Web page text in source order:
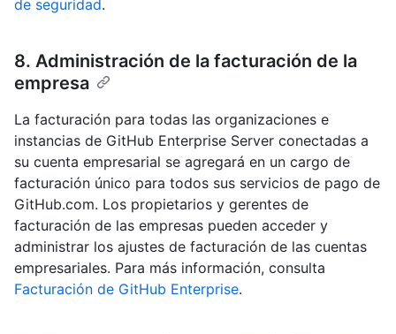
de seguridad.
8. Administración de la facturación de la
empresa
La facturación para todas las organizaciones e
instancias de GitHub Enterprise Server conectadas a
su cuenta empresarial se agregará en un cargo de
facturación único para todos sus servicios de pago de
GitHub.com. Los propietarios y gerentes de
facturación de las empresas pueden acceder y
administrar los ajustes de facturación de las cuentas
empresariales. Para más información, consulta
Facturación de GitHub Enterprise.